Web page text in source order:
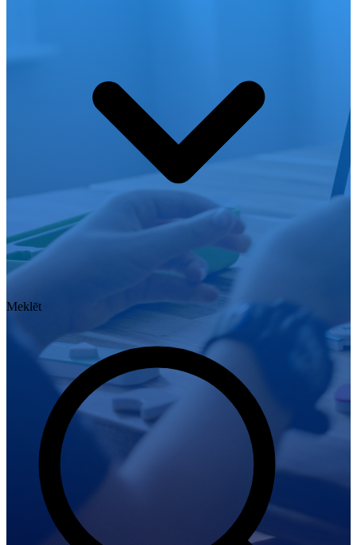
Meklēt